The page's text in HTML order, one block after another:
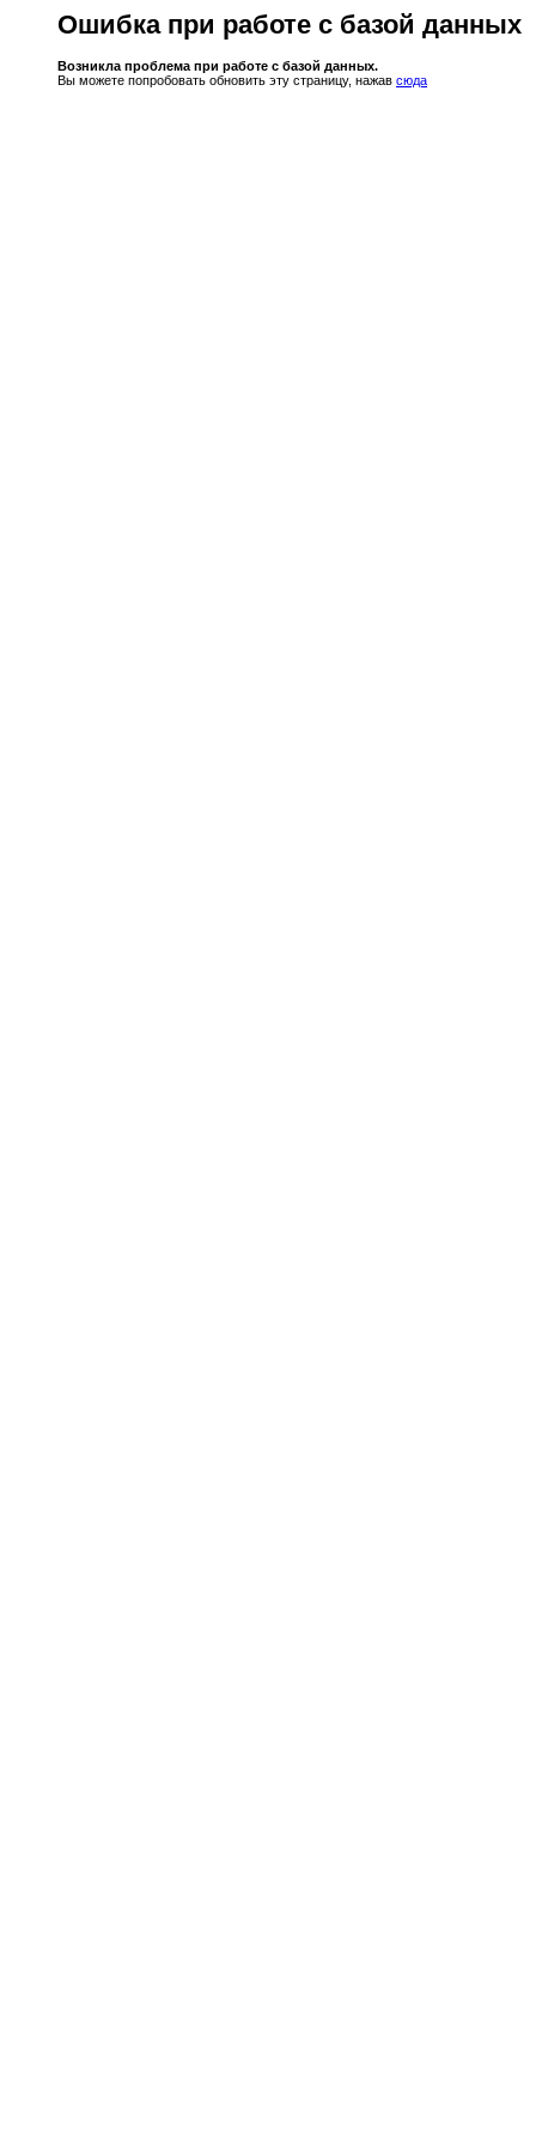
Ошибка при работе с базой данных
Возникла проблема при работе с базой данных.
Вы можете попробовать обновить эту страницу, нажав сюда